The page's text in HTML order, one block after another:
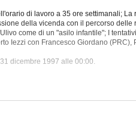
di lavoro a 35 ore settimanali; La
della vicenda con il percorso delle
come di un "asilo infantile"; I
Iezzi con Francesco Giordano (PRC),
dicembre 1997 alle 00:00.
Mercato, Orario, Polo, Prc, Previti,